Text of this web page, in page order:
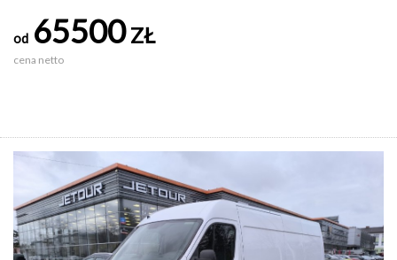
od 65500ZŁ
cena netto